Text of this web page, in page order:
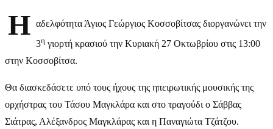
Η αδελφότητα Άγιος Γεώργιος Κοσσοβίτσας διοργανώνει την
3η γιορτή κρασιού την Κυριακή 27 Οκτωβρίου στις 13:00
στην Κοσσοβίτσα.
Θα διασκεδάσετε υπό τους ήχους της ηπειρωτικής μουσικής της
ορχήστρας του Τάσου Μαγκλάρα και στο τραγούδι ο Σάββας
Σιάτρας, Αλέξανδρος Μαγκλάρας και η Παναγιώτα Τζάτζου.